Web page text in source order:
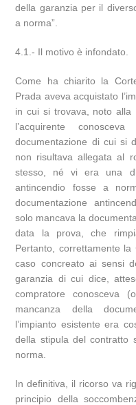
della garanzia per il
a norma”.
4.1.- Il motivo è infondato.
Come ha chiarito la
Prada aveva acquistato
in cui si trovava, noto alla
l’acquirente
documentazione di cui si
non risultava allegata al
stesso, né vi era una
antincendio fosse a
documentazione
solo mancava la
data la prova, che
Pertanto, correttamente
caso concreato ai sensi
garanzia di cui dice,
compratore conosceva
mancanza della
l’impianto esistente era
della stipula del contratto
norma.
In definitiva, il ricorso va
principio della